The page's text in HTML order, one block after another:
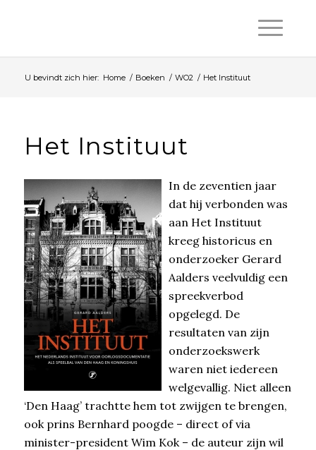
U bevindt zich hier: Home / Boeken / WO2 / Het Instituut
Het Instituut
In de zeventien jaar
dat hij verbonden was
aan Het Instituut
kreeg historicus en
onderzoeker Gerard
Aalders veelvuldig een
spreekverbod
opgelegd. De
resultaten van zijn
onderzoekswerk
waren niet iedereen
welgevallig. Niet alleen
‘Den Haag’ trachtte hem tot zwijgen te brengen,
ook prins Bernhard poogde – direct of via
minister-president Wim Kok – de auteur zijn wil